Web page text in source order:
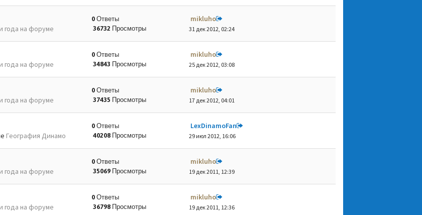
года на форуме
0 Ответы
36732 Просмотры
mikluho
31 дек 2012, 02:24
года на форуме
0 Ответы
34843 Просмотры
mikluho
25 дек 2012, 03:08
года на форуме
0 Ответы
37435 Просмотры
mikluho
17 дек 2012, 04:01
География Динамо
0 Ответы
40208 Просмотры
LexDinamoFan
29 июл 2012, 16:06
года на форуме
0 Ответы
35069 Просмотры
mikluho
19 дек 2011, 12:39
года на форуме
0 Ответы
36798 Просмотры
mikluho
19 дек 2011, 12:36